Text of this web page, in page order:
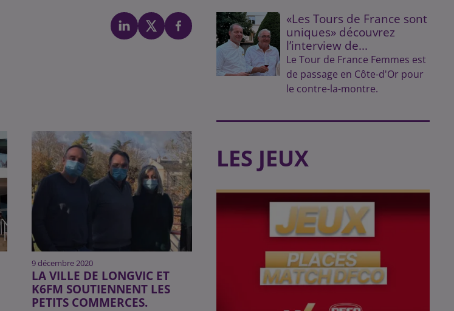
9 décembre 2020
LA VILLE DE LONGVIC ET
K6FM SOUTIENNENT LES
PETITS COMMERCES.
«Les Tours de France sont
uniques» découvrez
l’interview de...
Le Tour de France Femmes est
de passage en Côte-d'Or pour
le contre-la-montre.
LES JEUX